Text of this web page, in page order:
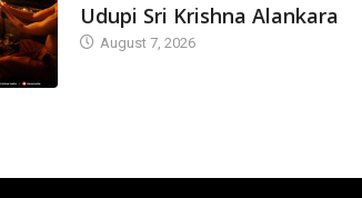
Udupi Sri Krishna Alankara
August 7, 2026